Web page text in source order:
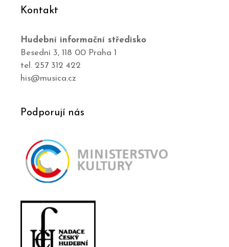
Kontakt
Hudební informační středisko
Besední 3, 118 00 Praha 1
tel. 257 312 422
his@musica.cz
Podporují nás